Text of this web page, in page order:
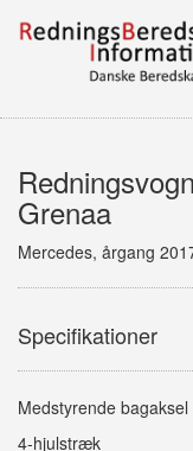
Grenaa
Mercedes, årgang
Specifikationer
Medstyrende bagaksel
4-hjulstræk